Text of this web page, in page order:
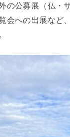
の公募展（仏・
会への出展など